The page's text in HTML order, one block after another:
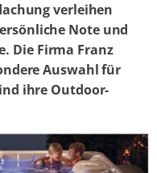
verleihen
Note und
Die Firma Franz
Auswahl für
ihre Outdoor-